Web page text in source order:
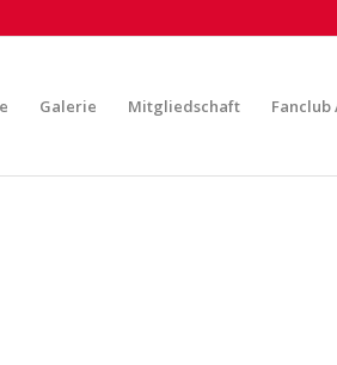
Galerie Mitgliedschaft